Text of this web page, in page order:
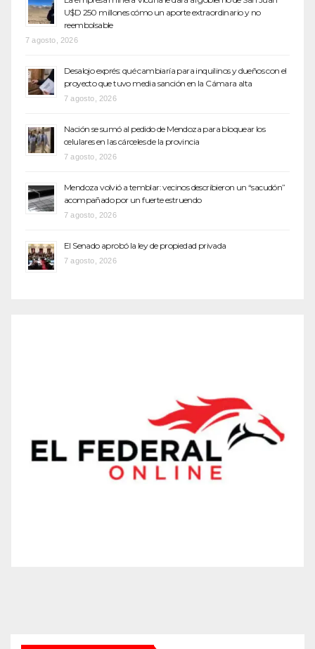
U$D 250 millones cómo un aporte extraordinario y no
reembolsable
7 agosto, 2026
Desalojo exprés: qué cambiaría para inquilinos y dueños con el
proyecto que tuvo media sanción en la Cámara alta
7 agosto, 2026
Nación se sumó al pedido de Mendoza para bloquear los
celulares en las cárceles de la provincia
7 agosto, 2026
Mendoza volvió a temblar: vecinos describieron un “sacudón”
acompañado por un fuerte estruendo
7 agosto, 2026
El Senado aprobó la ley de propiedad privada
7 agosto, 2026